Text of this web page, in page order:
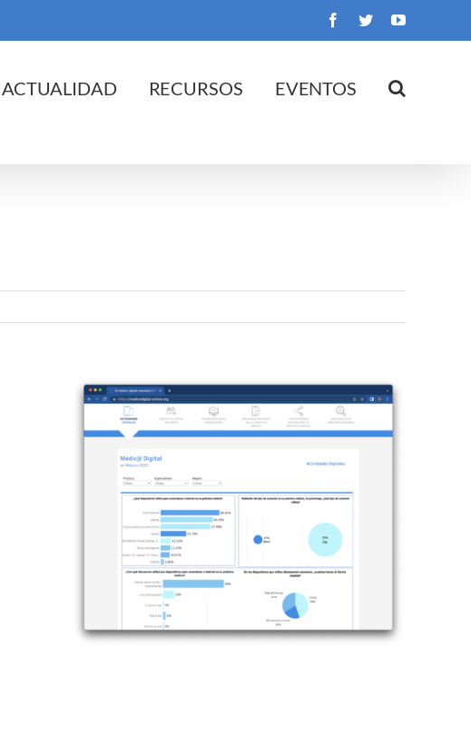
Facebook
TwitterYouTube
ACTUALIDAD RECURSOS EVENTOS